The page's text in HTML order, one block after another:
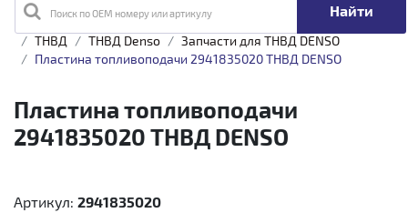
Поиск по OEM номеру или артикулу
Главная Каталог товаров
Топливная аппаратура
ТНВД
ТНВД Denso
Запчасти для ТНВД DENSO
Пластина топливоподачи 2941835020 ТНВД DENSO
Пластина топливоподачи
2941835020 ТНВД DENSO
Артикул: 2941835020